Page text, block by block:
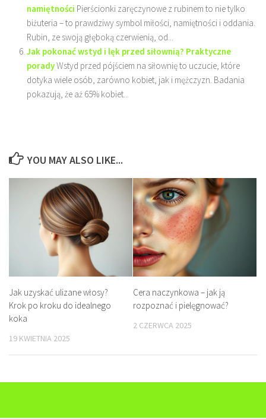
namiętności Pierścionki zaręczynowe z rubinem to nie tylko
biżuteria – to prawdziwy symbol miłości, namiętności i oddania.
Rubin, ze swoją głęboką czerwienią, od...
Jak pokonać wstyd i lęk przed siłownią? Praktyczne
poradyWstyd przed pójściem na siłownię to uczucie, które
dotyka wiele osób, zarówno kobiet, jak i mężczyzn. Badania
pokazują, że aż 65% kobiet...
YOU MAY ALSO LIKE...
Jak uzyskać ulizane włosy?
Krok po kroku do idealnego
koka
19 KWIETNIA 2025
Cera naczynkowa – jak ją
rozpoznać i pielęgnować?
2 CZERWCA 2025